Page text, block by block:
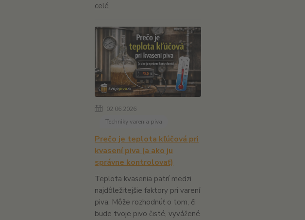
celé
02.06.2026
Techniky varenia piva
Prečo je teplota kľúčová pri
kvasení piva (a ako ju
správne kontrolovať)
Teplota kvasenia patrí medzi
najdôležitejšie faktory pri varení
piva. Môže rozhodnúť o tom, či
bude tvoje pivo čisté, vyvážené